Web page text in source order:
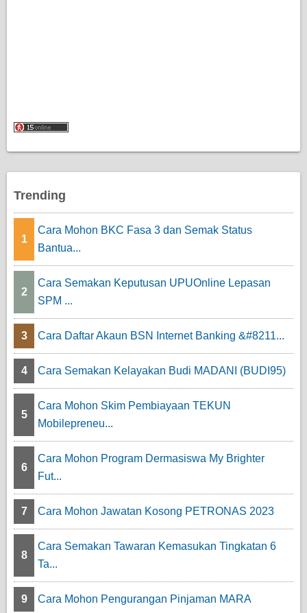
Trending
1
Cara Mohon BKC Fasa 3 dan Semak Status
Bantua...
2
Cara Semakan Keputusan UPUOnline Lepasan
SPM ...
3 Cara Daftar Akaun BSN Internet Banking &#8211...
4 Cara Semakan Kelayakan Budi MADANI (BUDI95)
5
Cara Mohon Skim Pembiayaan TEKUN
Mobilepreneu...
6
Cara Mohon Program Dermasiswa My Brighter
Fut...
7 Cara Mohon Jawatan Kosong PETRONAS 2023
8
Cara Semakan Tawaran Kemasukan Tingkatan 6
Ta...
9 Cara Mohon Pengurangan Pinjaman MARA